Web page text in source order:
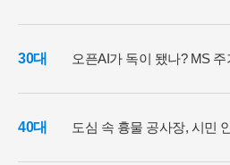
30대 오픈AI가 독이 됐나? MS
40대 도심 속 흉물 공사장, 시민